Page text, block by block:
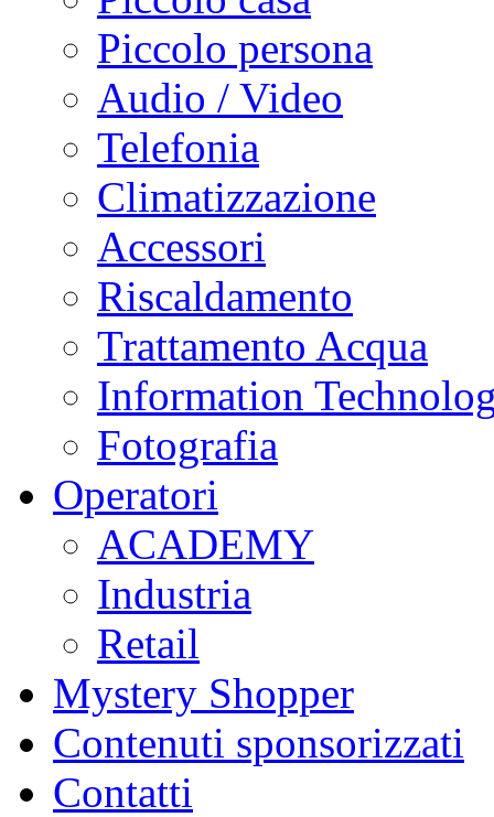
Piccolo persona
Audio / Video
Telefonia
Climatizzazione
Accessori
Riscaldamento
Trattamento Acqua
Information
Fotografia
Operatori
ACADEMY
Industria
Retail
Mystery Shopper
Contenuti sponsorizzati
Contatti